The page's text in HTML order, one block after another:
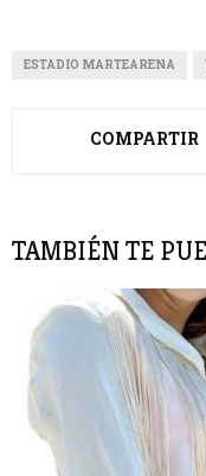
ESTADIO MARTEARENA
COMPARTIR
TAMBIÉN TE